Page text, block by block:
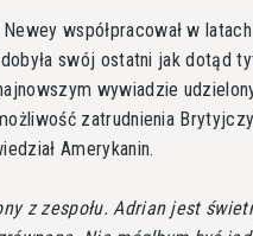
współpracował w
swój ostatni jak dotąd
wywiadzie
zatrudnienia
Amerykanin.
z zespołu. Adrian jest